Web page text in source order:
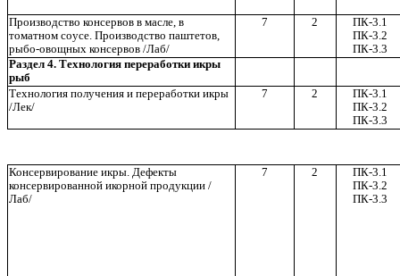
Производство консервов в масле, в
томатном соусе. Производство паштетов,
рыбо-овощных консервов /Лаб/
2
ПК-3.1
ПК-3.2
ПК-3.3
7
Раздел 4. Технология переработки икры
рыб
Технология получения и переработки икры
/Лек/
2
ПК-3.1
ПК-3.2
ПК-3.3
7
Консервирование икры. Дефекты
консервированной икорной продукции /
Лаб/
2
ПК-3.1
ПК-3.2
ПК-3.3
7